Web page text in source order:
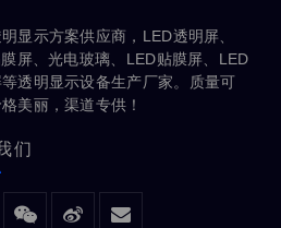
显示方案供应商，LED透明屏、
屏、光电玻璃、LED贴膜屏、LED
透明显示设备生产厂家。质量可
美丽，渠道专供！
们